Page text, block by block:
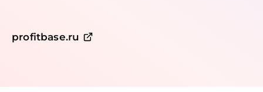
profitbase.ru